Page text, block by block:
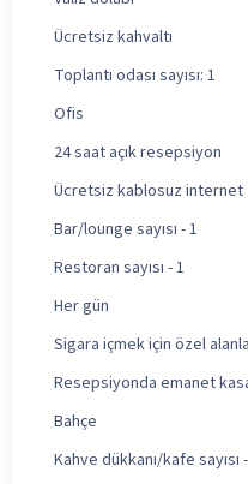
Ücretsiz kahvaltı
Toplantı odası sayısı: 1
Ofis
24 saat açık resepsiyon
Ücretsiz kablosuz internet
Bar/lounge sayısı - 1
Restoran sayısı - 1
Her gün
Sigara içmek için özel
Resepsiyonda emanet
Bahçe
Kahve dükkanı/kafe sayısı